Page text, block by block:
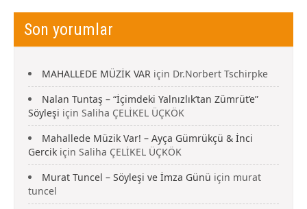
Son yorumlar
MAHALLEDE MÜZİK VAR için Dr.Norbert Tschirpke
Nalan Tuntaş – “İçimdeki Yalnızlık’tan Zümrüt’e”
Söyleşi için Saliha ÇELİKEL ÜÇKÖK
Mahallede Müzik Var! – Ayça Gümrükçü & İnci
Gercik için Saliha ÇELİKEL ÜÇKÖK
Murat Tuncel – Söyleşi ve İmza Günü için murat
tuncel